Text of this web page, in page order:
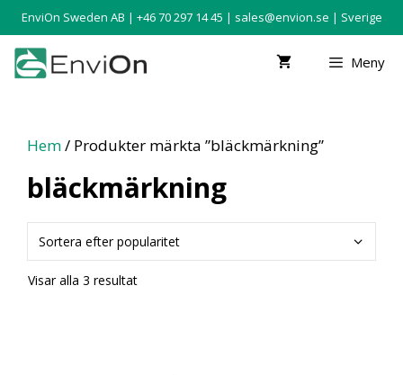
EnviOn Sweden AB | +46 70 297 14 45 | sales@envion.se | Sverige
Meny
Hem/ Produkter märkta ”bläckmärkning”
bläckmärkning
Visar alla 3 resultat